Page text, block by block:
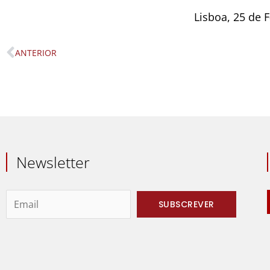
Lisboa, 25 de
Prev
ANTERIOR
Newsletter